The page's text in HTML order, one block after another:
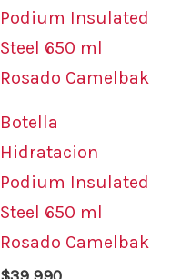
Botella
Hidratacion
Podium Insulated
Steel 650 ml
Rosado Camelbak